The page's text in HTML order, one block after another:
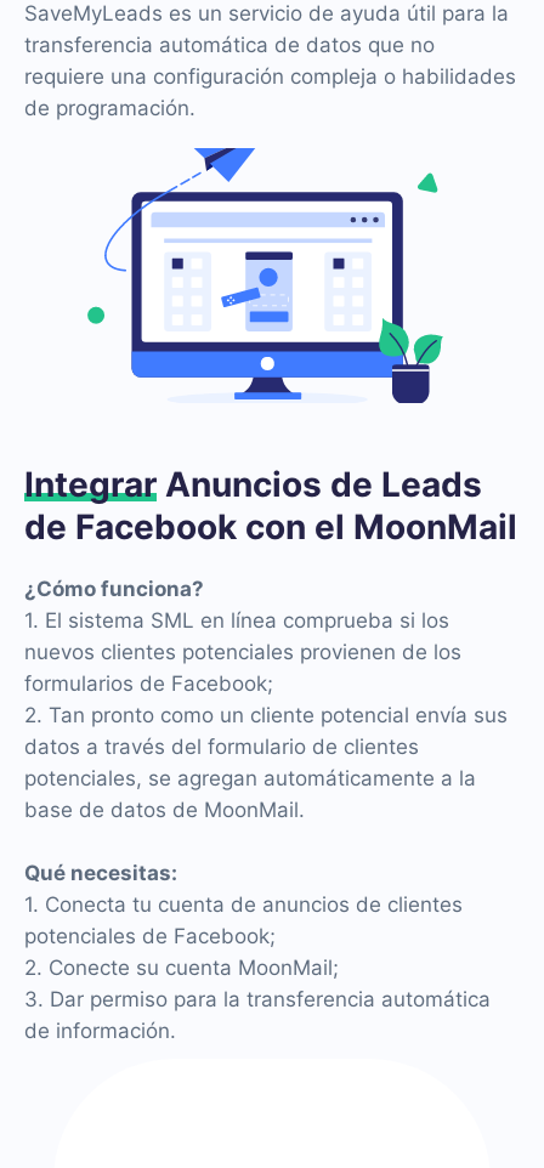
SaveMyLeads es un servicio de ayuda útil para la
transferencia automática de datos que no
requiere una configuración compleja o habilidades
de programación.
Integrar Anuncios de Leads
de Facebook con el MoonMail
¿Cómo funciona?
1. El sistema SML en línea comprueba si los
nuevos clientes potenciales provienen de los
formularios de Facebook;
2. Tan pronto como un cliente potencial envía sus
datos a través del formulario de clientes
potenciales, se agregan automáticamente a la
base de datos de MoonMail.
Qué necesitas:
1. Conecta tu cuenta de anuncios de clientes
potenciales de Facebook;
2. Conecte su cuenta MoonMail;
3. Dar permiso para la transferencia automática
de información.